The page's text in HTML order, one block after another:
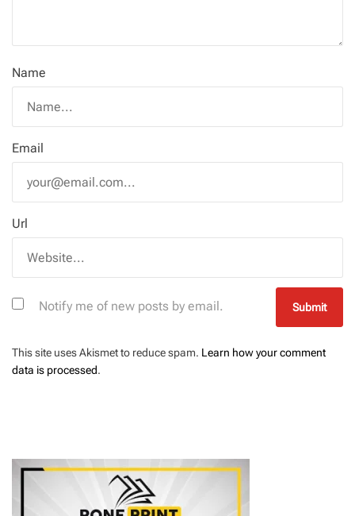
Name
Email
Url
Notify me of new posts by email.
This site uses Akismet to reduce spam. Learn how your comment
data is processed.